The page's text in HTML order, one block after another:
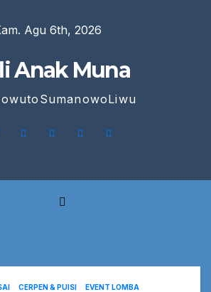
Agu 6th, 2026
Anak Muna
CERPEN & PUISI
EVENT LOMBA